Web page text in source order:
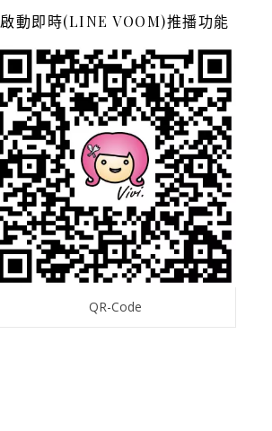
啟動即時(LINE VOOM)推播功能
QR-Code